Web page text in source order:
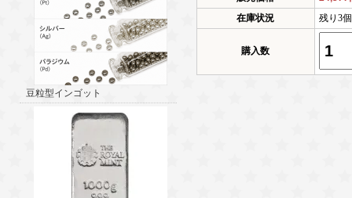
豆粒型インゴット
在庫状況
残り3
購入数